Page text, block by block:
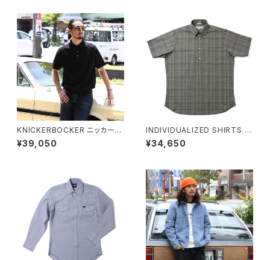
KNICKERBOCKER ニッカーボ
ッカー Madison Cotton Polo
マディソンコットンポロ ポロシャ
¥39,050
INDIVIDUALIZED SHIRTS イ
ンディビジュアライズドシャツ B
ASIL ポップオーバーシャツ プ
¥34,650